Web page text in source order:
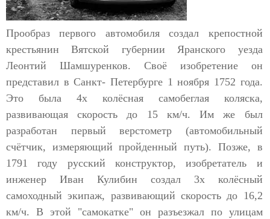
Прообраз первого автомобиля создал крепостной
крестьянин Вятской губернии Яранского уезда
Леонтий Шамшуренков. Своё изобретение он
представил в Санкт- Петербурге 1 ноября 1752 года.
Это была 4х колёсная самобеглая коляска,
развивающая скорость до 15 км/ч. Им же был
разработан первый верстометр (автомобильный
счётчик, измеряющий пройденный путь). Позже, в
1791 году русский конструктор, изобретатель и
инженер Иван Кулибин создал 3х колёсный
самоходный экипаж, развивающий скорость до 16,2
км/ч. В этой "самокатке" он разъезжал по улицам